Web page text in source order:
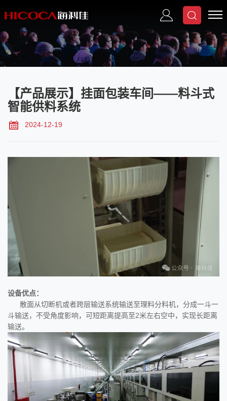
【产品展示】挂面包装车间——料斗式
智能供料系统
2024-12-19
设备优点：
散面从切断机或者跨层输送系统输送至理料分料机，分成一斗一
斗输送，不受角度影响，可短距离提高至2米左右空中，实现长距离
输送。